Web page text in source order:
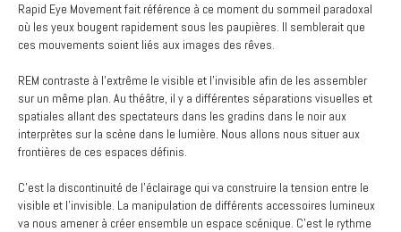
Rapid Eye Movement fait référence à ce moment du sommeil paradoxal
où les yeux bougent rapidement sous les paupières. Il semblerait que
ces mouvements soient liés aux images des rêves.
REM contraste à l'extrême le visible et l'invisible afin de les assembler
sur un même plan. Au théâtre, il y a différentes séparations visuelles et
spatiales allant des spectateurs dans les gradins dans le noir aux
interprètes sur la scène dans le lumière. Nous allons nous situer aux
frontières de ces espaces définis.
C'est la discontinuité de l'éclairage qui va construire la tension entre le
visible et l'invisible. La manipulation de différents accessoires lumineux
va nous amener à créer ensemble un espace scénique. C'est le rythme